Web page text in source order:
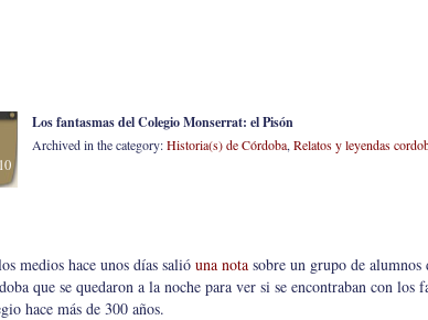
Los fantasmas del Colegio Monserrat: el Pisón
Archived in the category:Historia(s) de Córdoba, Relatos y leyendas
medios hace unos días salió una nota sobre un grupo de
que se quedaron a la noche para ver si se encontraban con los
hace más de 300 años.